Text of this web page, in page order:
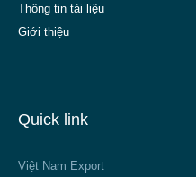
Thông tin tài liệu
Giới thiệu
Quick link
Việt Nam Export